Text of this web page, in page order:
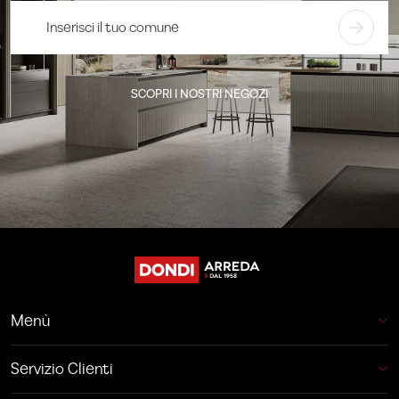
SCOPRI I NOSTRI NEGOZI
Menù
Servizio Clienti